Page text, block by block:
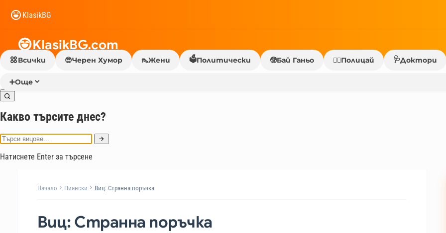
KlasikBG
KlasikBG.com
Всички
😎Черен Хумор 👠Жени 🗳️Политически 🥸Бай Ганьо 👮‍♂️Полицай 🩺Доктори
➕Още
Какво търсите днес?
Натиснете Enter за търсене
Начало Пиянски Виц: Странна поръчка
Виц: Странна поръчка